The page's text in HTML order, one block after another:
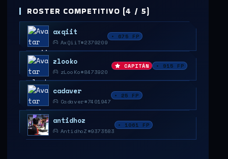
ROSTER COMPETITIVO (4 / 5)
axqiit
AxQiiT#2379209
• 675 FP
zlooko
zLooKo#8473920
CAPITÁN • 915 FP
cadaver
Cadaver#7401947
• 25 FP
antidhoz
AntidhoZ#9373583
• 1061 FP